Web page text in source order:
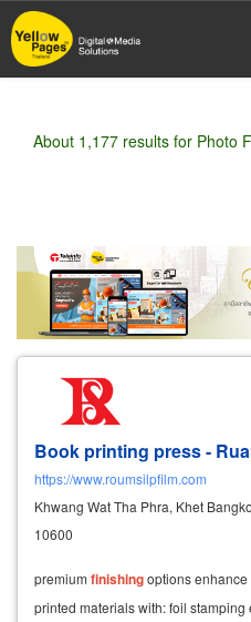
Skip
to
main
About 1,177 results for Photo
Wholesale Retail
Exporter/Importer
Book printing press -
https://www.roumsilpfilm.com
Khwang Wat Tha Phra, Khet
10600
premium finishingoptions enhance
printed materials with: foil stamping